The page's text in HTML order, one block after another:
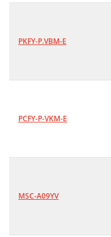
PKFY-P.VBM-E
PCFY-P-VKM-E
MSC-A09YV